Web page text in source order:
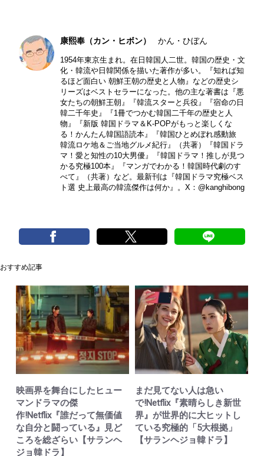
康熙奉（カン・ヒボン） かん・ひぼん
1954年東京生まれ。在日韓国人二世。韓国の歴史・文
化・韓流や日韓関係を描いた著作が多い。『知れば知
るほど面白い 朝鮮王朝の歴史と人物』などの歴史シ
リーズはベストセラーになった。他の主な著書は『悪
女たちの朝鮮王朝』『韓流スターと兵役』『宿命の日
韓二千年史』『1冊でつかむ韓国二千年の歴史と人
物』『新版 韓国ドラマ＆K-POPがもっと楽しくな
る！かんたん韓国語読本』『韓国ひとめぼれ感動旅
韓流ロケ地＆ご当地グルメ紀行』（共著）『韓国ドラ
マ！愛と知性の10大男優』『韓国ドラマ！推しが見つ
かる究極100本』『マンガでわかる！韓国時代劇のす
べて』（共著）など。最新刊は『韓国ドラマ究極ベス
ト選 史上最高の韓流傑作は何か』。X： @kanghibong
おすすめ記事
映画界を舞台にしたヒュー
マンドラマの傑
作!Netflix『誰だって無価値
な自分と闘っている』見ど
ころを総ざらい【サランヘ
ジョ韓ドラ】
まだ見てない人は急い
で!Netflix『素晴らしき新世
界』が世界的に大ヒットし
ている究極的「5大根拠」
【サランヘジョ韓ドラ】